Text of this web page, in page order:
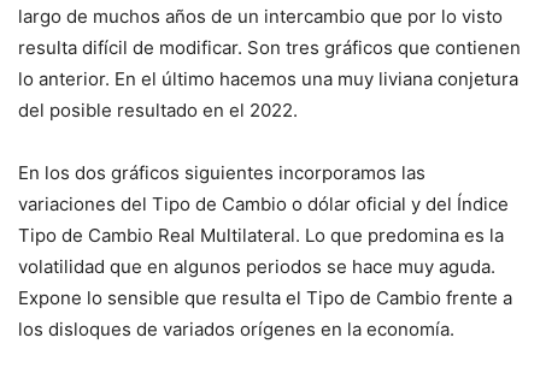
largo de muchos años de un intercambio que por lo visto
resulta difícil de modificar. Son tres gráficos que contienen
lo anterior. En el último hacemos una muy liviana conjetura
del posible resultado en el 2022.
En los dos gráficos siguientes incorporamos las
variaciones del Tipo de Cambio o dólar oficial y del Índice
Tipo de Cambio Real Multilateral. Lo que predomina es la
volatilidad que en algunos periodos se hace muy aguda.
Expone lo sensible que resulta el Tipo de Cambio frente a
los disloques de variados orígenes en la economía.